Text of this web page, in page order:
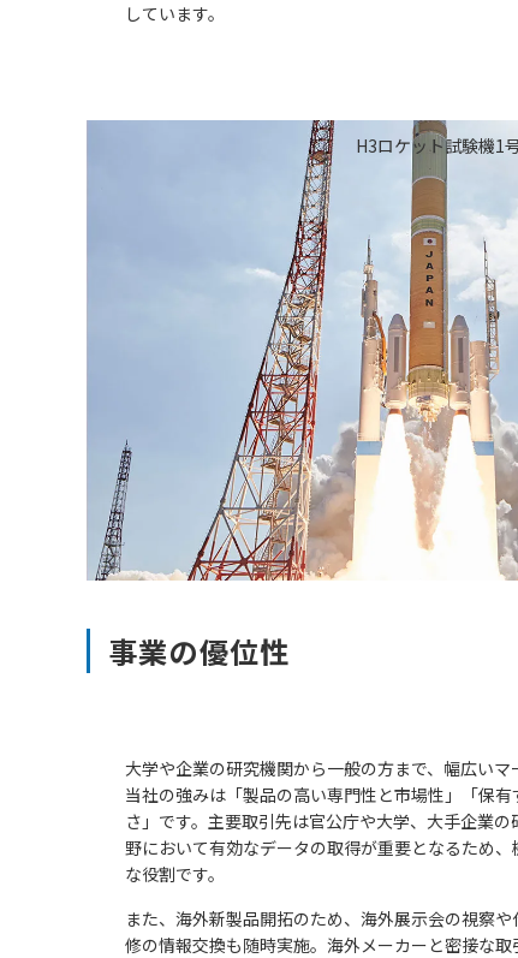
しています。
H3ロケット試験機1
事業の優位性
大学や企業の研究機関から一般の方まで、幅広いマ
当社の強みは「製品の高い専門性と市場性」「保
さ」です。主要取引先は官公庁や大学、大手企業
野において有効なデータの取得が重要となるため
な役割です。
また、海外新製品開拓のため、海外展示会の視察
修の情報交換も随時実施。海外メーカーと密接な